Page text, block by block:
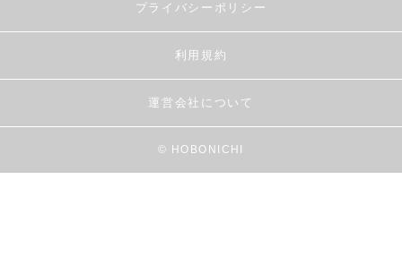
プライバシーポリシー
利用規約
運営会社について
© HOBONICHI